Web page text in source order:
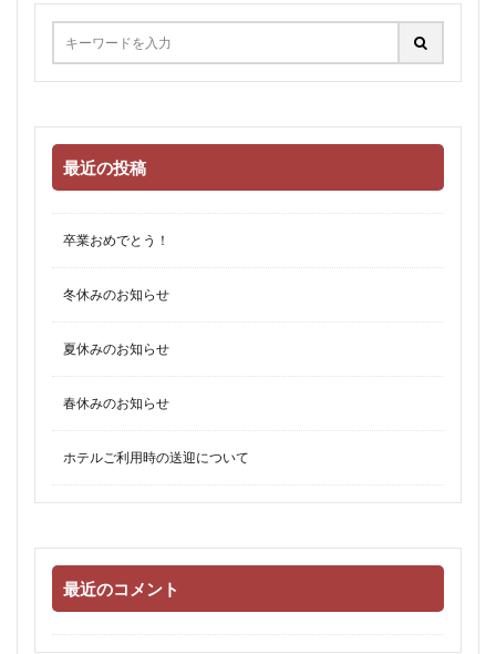
最近の投稿
卒業おめでとう！
冬休みのお知らせ
夏休みのお知らせ
春休みのお知らせ
ホテルご利用時の送迎について
最近のコメント